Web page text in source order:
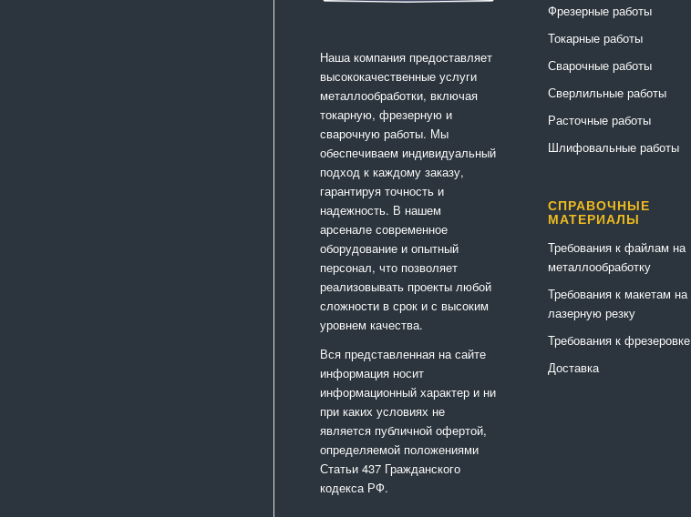
Наша компания предоставляет
высококачественные услуги
металлообработки, включая
токарную, фрезерную и
сварочную работы. Мы
обеспечиваем индивидуальный
подход к каждому заказу,
гарантируя точность и
надежность. В нашем
арсенале современное
оборудование и опытный
персонал, что позволяет
реализовывать проекты любой
сложности в срок и с высоким
уровнем качества.
Вся представленная на сайте
информация носит
информационный характер и ни
при каких условиях не
является публичной офертой,
определяемой положениями
Статьи 437 Гражданского
кодекса РФ.
Фрезерные работы
Токарные работы
Сварочные работы
Сверлильные работы
Расточные работы
Шлифовальные работы
СПРАВОЧНЫЕ
МАТЕРИАЛЫ
Требования к файлам на
металлообработку
Требования к макетам на
лазерную резку
Требования к фрезеровке
Доставка